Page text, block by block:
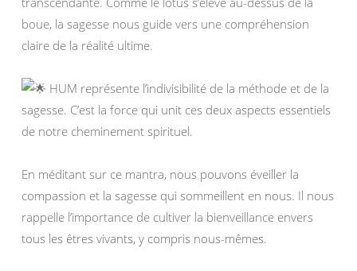
boue, la sagesse nous guide vers une compréhension
claire de la réalité ultime.
HUM représente l’indivisibilité de la méthode et de la
sagesse. C’est la force qui unit ces deux aspects essentiels
de notre cheminement spirituel.
En méditant sur ce mantra, nous pouvons éveiller la
compassion et la sagesse qui sommeillent en nous. Il nous
rappelle l’importance de cultiver la bienveillance envers
tous les êtres vivants, y compris nous-mêmes.